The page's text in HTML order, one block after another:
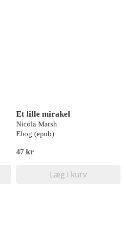
Et lille mirakel
Nicola Marsh
Ebog (epub)
47 kr
Læg i kurv